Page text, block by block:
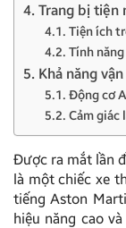
4. Trang bị tiện
4.1. Tiện ích
4.2. Tính
5. Khả năng
5.1. Động cơ
5.2. Cảm
Được ra mắt lần
là một chiếc xe
tiếng Aston
hiệu năng cao